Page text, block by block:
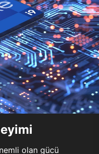
olan gücü